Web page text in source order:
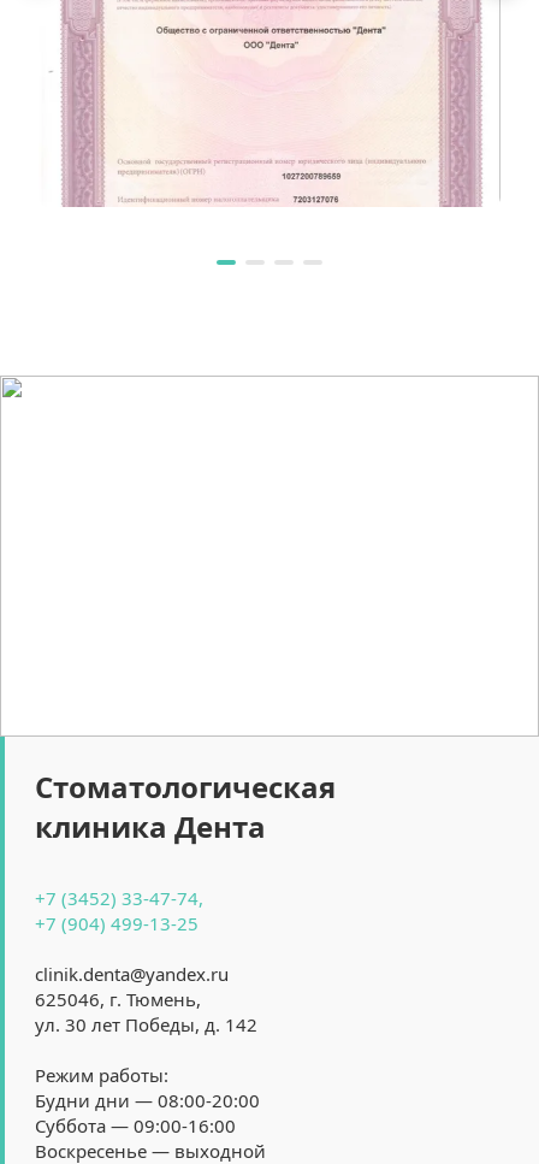
Стоматологическая
клиника Дента
+7 (3452) 33-47-74,
+7 (904) 499-13-25
clinik.denta@yandex.ru
625046, г. Тюмень,
ул. 30 лет Победы, д. 142
Режим работы:
Будни дни — 08:00-20:00
Суббота — 09:00-16:00
Воскресенье — выходной